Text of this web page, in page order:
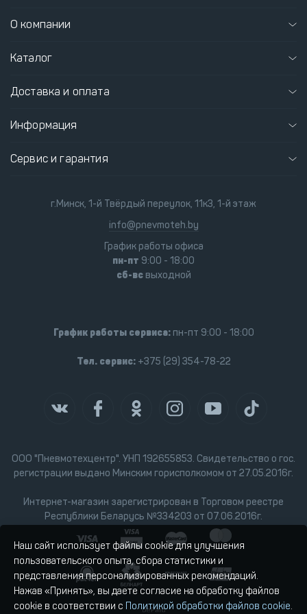
О компании
Каталог
Доставка и оплата
Информация
Сервис и гарантия
ООО "Пневмотехцентр". УНП 192655853. Свидетельство о гос.
регистрации выдано Минским горисполкомом от 27.05.2016г.
Интернет-магазин зарегистрирован в Торговом реестре
Республики Беларусь №334203 от 07.06.2016г.
г.Минск, 1-й Твёрдый переулок, 11к3, 1-й этаж
info@pnevmoteh.by
График работы офиса
пн-пт 9:00 - 18:00
сб-всвыходной
График работы сервиса:пн-пт 9:00 - 18:00
Тел. сервис:+375 (29) 354-78-22
Наш сайт использует файлы cookie для улучшения
пользовательского опыта, сбора статистики и
представления персонализированных рекомендаций.
Нажав «Принять», вы даете согласие на обработку файлов
cookie в соответствии с Политикой обработки файлов cookie.